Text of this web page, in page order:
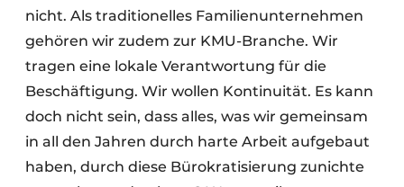
nicht. Als traditionelles Familienunternehmen
gehören wir zudem zur KMU-Branche. Wir
tragen eine lokale Verantwortung für die
Beschäftigung. Wir wollen Kontinuität. Es kann
doch nicht sein, dass alles, was wir gemeinsam
in all den Jahren durch harte Arbeit aufgebaut
haben, durch diese Bürokratisierung zunichte